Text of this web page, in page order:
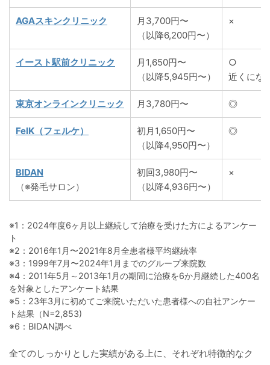
AGAスキンクリニック
月3,700円〜
（以降6,200円〜）
×
イースト駅前クリニック
月1,650円〜
（以降5,945円〜）
○
近くにな
東京オンラインクリニック 月3,780円〜 ◎
FelK（フェルケ）
初月1,650円〜
（以降4,950円〜）
◎
BIDAN
（※発毛サロン）
初回3,980円〜
（以降4,936円〜）
×
※1：2024年度6ヶ月以上継続して治療を受けた方によるアンケー
ト
※2：2016年1月〜2021年8月全患者様平均継続率
※3：1999年7月〜2024年1月までのグループ来院数
※4：2011年5月～2013年1月の期間に治療を6か月継続した400名
を対象としたアンケート結果
※5：23年3月に初めてご来院いただいた患者様への自社アンケー
ト結果（N=2,853)
※6：BIDAN調べ
全てのしっかりとした実績がある上に、それぞれ特徴的なク